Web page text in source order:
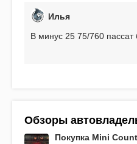
Илья
В минус 25 75/760 пассат
Обзоры
Покупка Mini